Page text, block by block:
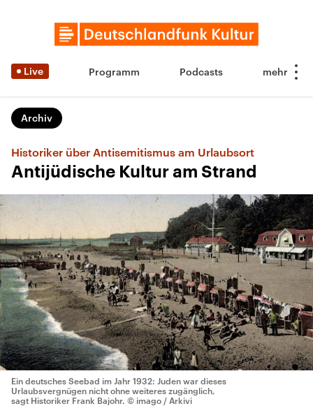
Live Programm Podcasts
Archiv
Historiker über Antisemitismus am Urlaubsort
Antijüdische Kultur am Strand
Ein deutsches Seebad im Jahr 1932: Juden war dieses
Urlaubsvergnügen nicht ohne weiteres zugänglich,
sagt Historiker Frank Bajohr. © imago / Arkivi